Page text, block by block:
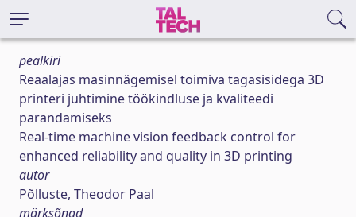
pealkiri
Reaalajas masinnägemisel toimiva tagasisidega 3D
printeri juhtimine töökindluse ja kvaliteedi
parandamiseks
Real-time machine vision feedback control for
enhanced reliability and quality in 3D printing
autor
Põlluste, Theodor Paal
märksõnad